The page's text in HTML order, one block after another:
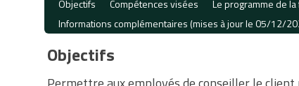
Objectifs Compétences visées Le programme de
Informations complémentaires (mises à jour le 05/12/
Objectifs